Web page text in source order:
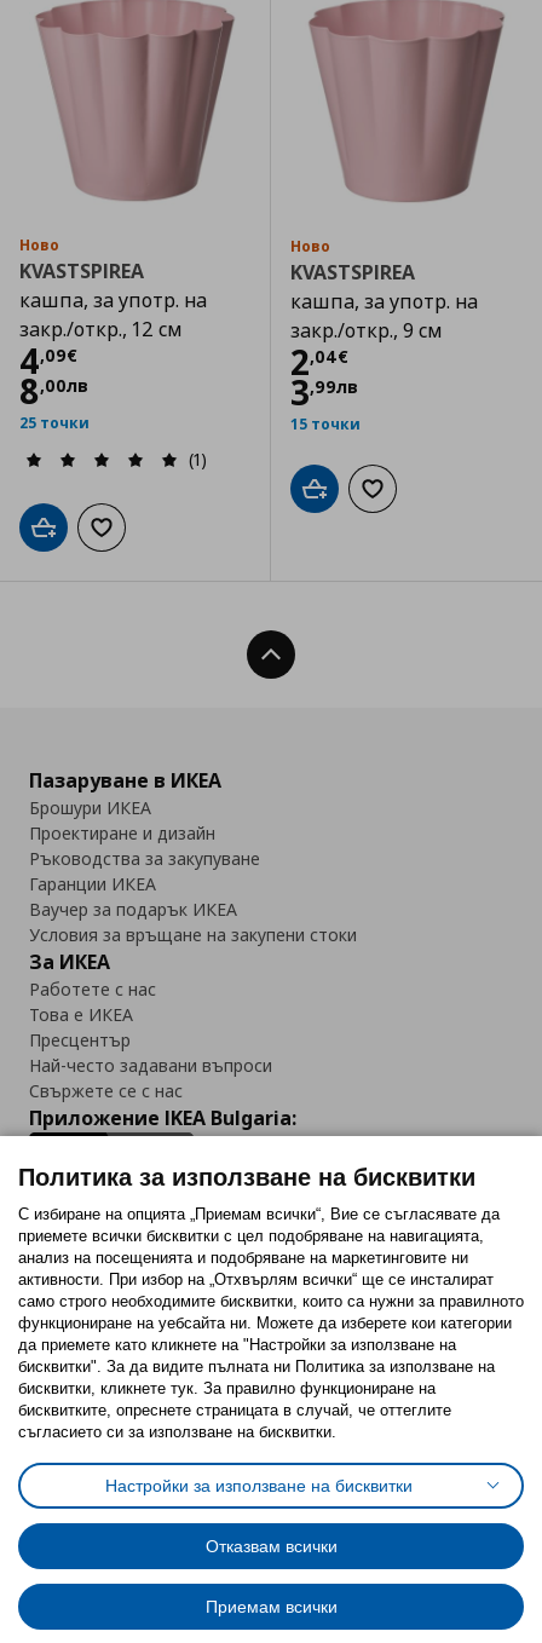
Ново
KVASTSPIREA
кашпа, за употр. на
закр./откр., 12 см
4,09€
Цена
8,00лв
25 точки
(1)
Добави в кошницата
Добави към списъка с любими
Ново
KVASTSPIREA
кашпа, за употр. на
закр./откр., 9 см
2,04€
Цена
3,99лв
15 точки
Добави в кошницата
Добави към
Нагоре
Пазаруване в ИКЕА
Брошури ИКЕА
Проектиране и дизайн
Ръководства за закупуване
Гаранции ИКЕА
Ваучер за подарък ИКЕА
Условия за връщане на закупени стоки
За ИКЕА
Работете с нас
Това е ИКЕА
Пресцентър
Най-често задавани въпроси
Свържете се с нас
Приложение IKEA Bulgaria:
Последвайте ни:
FacebookTwitterYoutubePinterestInstagram
Политика за използване на бисквитки (Cookies)
Избор на настройки за използване на бисквитки
Условия за ползване на ikea.bgОбща политика за личните данни
Политика за защита на личните данни на ikea.bg
Общи условия на програма IKEA Family
Политика за защита на лични данни на програма IKEA Family
© Inter-IKEA Systems B.V. 1999 - 2025
Политика за използване на бисквитки
С избиране на опцията „Приемам всички“, Вие се съгласявате да
приемете всички бисквитки с цел подобряване на навигацията,
анализ на посещенията и подобряване на маркетинговите ни
активности. При избор на „Отхвърлям всички“ ще се инсталират
само строго необходимитe бисквитки, които са нужни за правилното
функциониране на уебсайта ни. Можете да изберете кои категории
да приемете като кликнете на "Настройки за използване на
бисквитки". За да видите пълната ни Политика за използване на
бисквитки, кликнете тук. За правилно функциониране на
бисквитките, опреснете страницата в случай, че оттеглите
съгласието си за използване на бисквитки.
Настройки за използване на бисквитки
Отказвам всички
Приемам всички